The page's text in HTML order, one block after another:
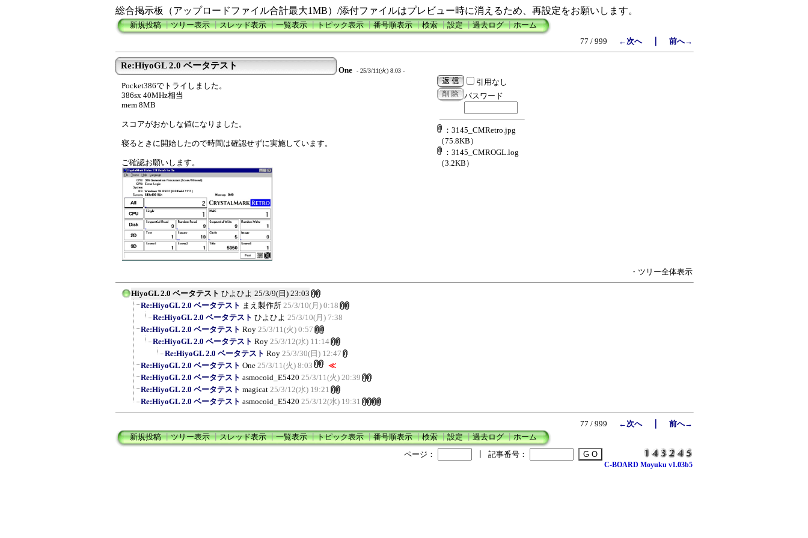
総合掲示板（アップロードファイル合計最大1MB）/添付ファイルはプレビュー時に消えるため、再設定をお願いします。
新規投稿┃ツリー表示┃スレッド表示┃一覧表示┃トピック表示┃番号順表示┃検索┃設定┃過去ログ┃ホーム
77 / 999
←次へ｜ 前へ→
Re:HiyoGL 2.0 ベータテスト One - 25/3/11(火) 8:03 -
Pocket386でトライしました。
386sx 40MHz相当
mem 8MB
スコアがおかしな値になりました。
寝るときに開始したので時間は確認せずに実施しています。
ご確認お願いします。
引用なし
パスワード
：3145_CMRetro.jpg
（75.8KB）
：3145_CMROGL.log
（3.2KB）
・ツリー全体表示
HiyoGL 2.0 ベータテスト ひよひよ 25/3/9(日) 23:03
Re:HiyoGL 2.0 ベータテスト まえ製作所 25/3/10(月) 0:18
Re:HiyoGL 2.0 ベータテスト ひよひよ 25/3/10(月) 7:38
Re:HiyoGL 2.0 ベータテスト Roy 25/3/11(火) 0:57
Re:HiyoGL 2.0 ベータテスト Roy 25/3/12(水) 11:14
Re:HiyoGL 2.0 ベータテスト Roy 25/3/30(日) 12:47
Re:HiyoGL 2.0 ベータテスト One 25/3/11(火) 8:03
≪
Re:HiyoGL 2.0 ベータテスト asmocoid_E5420 25/3/11(火) 20:39
Re:HiyoGL 2.0 ベータテスト magicat 25/3/12(水) 19:21
Re:HiyoGL 2.0 ベータテスト asmocoid_E5420 25/3/12(水) 19:31
77 / 999 ←次へ｜ 前へ→
新規投稿┃ツリー表示┃スレッド表示┃一覧表示┃トピック表示┃番号順表示┃検索┃設定┃過去ログ┃ホーム
ページ：
記事番号：
C-BOARD Moyuku v1.03b5